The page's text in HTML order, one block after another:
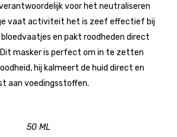
voor het neutraliseren
vaat activiteit het is zeef effectief bij
en pakt roodheden direct
masker is perfect om in te zetten
hij kalmeert de huid direct en
aan voedingsstoffen.
50 ML